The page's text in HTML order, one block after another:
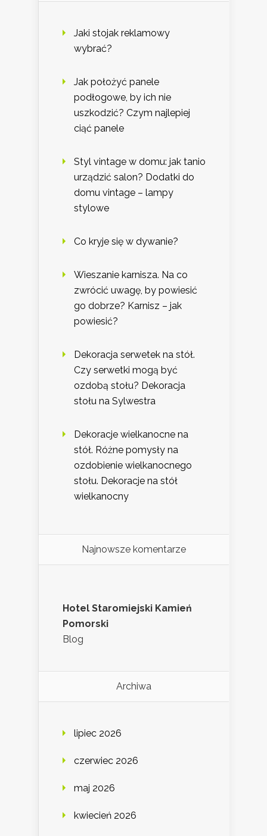
Jaki stojak reklamowy
wybrać?
Jak położyć panele
podłogowe, by ich nie
uszkodzić? Czym najlepiej
ciąć panele
Styl vintage w domu: jak tanio
urządzić salon? Dodatki do
domu vintage – lampy
stylowe
Co kryje się w dywanie?
Wieszanie karnisza. Na co
zwrócić uwagę, by powiesić
go dobrze? Karnisz – jak
powiesić?
Dekoracja serwetek na stół.
Czy serwetki mogą być
ozdobą stołu? Dekoracja
stołu na Sylwestra
Dekoracje wielkanocne na
stół. Różne pomysły na
ozdobienie wielkanocnego
stołu. Dekoracje na stół
wielkanocny
Najnowsze komentarze
Hotel Staromiejski Kamień
Pomorski
Blog
Archiwa
lipiec 2026
czerwiec 2026
maj 2026
kwiecień 2026